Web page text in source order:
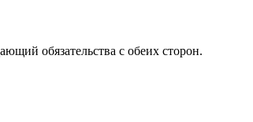
обязательства с обеих сторон.